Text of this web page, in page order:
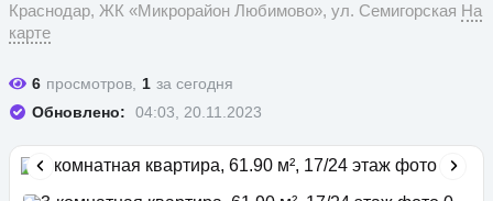
Краснодар, ЖК «Микрорайон Любимово», ул. Семигорская На
карте
6 просмотров, 1 за сегодня
Обновлено:
04:03, 20.11.2023